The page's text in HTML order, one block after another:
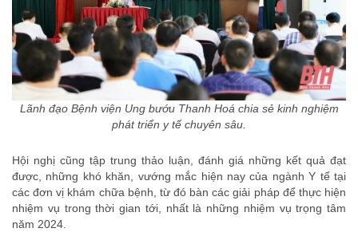
Lãnh đạo Bệnh viện Ung bướu Thanh Hoá chia sẻ kinh nghiệm
phát triển y tế chuyên sâu.
Hội nghị cũng tập trung thảo luận, đánh giá những kết quả đạt
được, những khó khăn, vướng mắc hiện nay của ngành Y tế tại
các đơn vị khám chữa bệnh, từ đó bàn các giải pháp để thực hiện
nhiệm vụ trong thời gian tới, nhất là những nhiệm vụ trọng tâm
năm 2024.